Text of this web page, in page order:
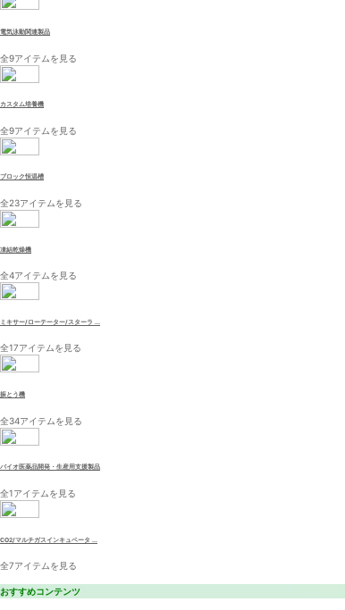
電気泳動関連製品
全9アイテムを見る
カスタム培養機
全9アイテムを見る
ブロック恒温槽
全23アイテムを見る
凍結乾燥機
全4アイテムを見る
ミキサー/ローテーター/スターラ ...
全17アイテムを見る
振とう機
全34アイテムを見る
バイオ医薬品開発・生産用支援製品
全1アイテムを見る
CO2/マルチガスインキュベータ ...
全7アイテムを見る
おすすめコンテンツ